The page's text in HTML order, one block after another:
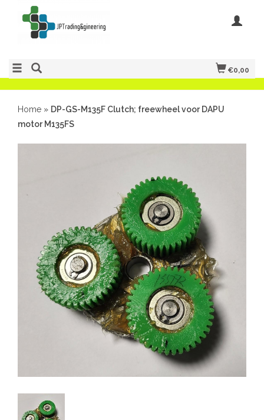
€0,00
Home » DP-GS-M135F Clutch; freewheel voor DAPU
motor M135FS